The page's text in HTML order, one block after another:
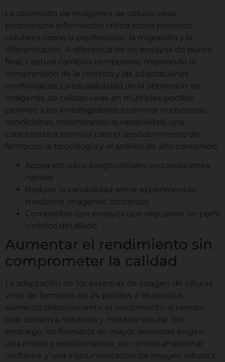
La obtención de imágenes de células vivas
proporciona información crítica sobre procesos
celulares como la proliferación, la migración y la
diferenciación. A diferencia de los ensayos de punto
final, captura cambios temporales, mejorando la
comprensión de la cinética y las adaptaciones
morfológicas. La escalabilidad de la obtención de
imágenes de células vivas en múltiples pocillos
permite a los investigadores examinar numerosas
condiciones minimizando la variabilidad, una
característica esencial para el descubrimiento de
fármacos, la toxicología y el análisis de alto contenido.
Apoya estudios longitudinales en condiciones
nativas
Reduce la variabilidad entre experimentos
mediante imágenes continuas
Compatible con ensayos que requieren un perfil
cinético detallado
Aumentar el rendimiento sin
comprometer la calidad
La adaptación de los sistemas de imagen de células
vivas de formatos de 24 pocillos a 96 pocillos
aumenta drásticamente el rendimiento al tiempo
que conserva reactivos y material celular. Sin
embargo, los formatos de mayor densidad exigen
una mayor precisión óptica, un control ambiental
uniforme y una instrumentación de imagen robusta